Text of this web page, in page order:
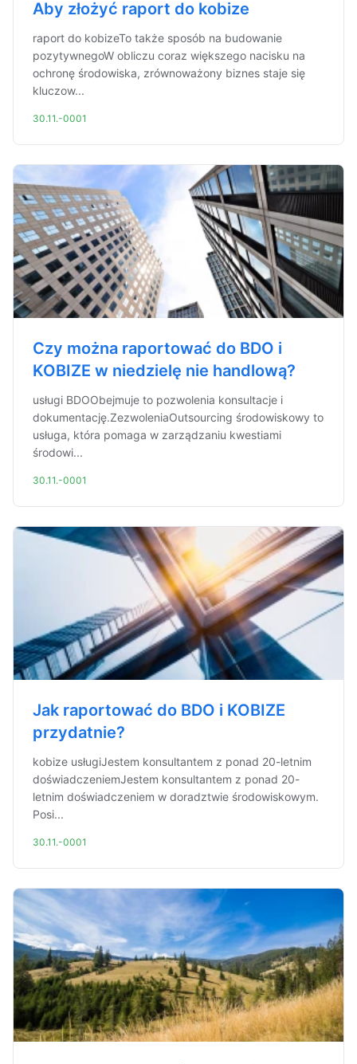
Aby złożyć raport do kobize
raport do kobizeTo także sposób na budowanie
pozytywnegoW obliczu coraz większego nacisku na
ochronę środowiska, zrównoważony biznes staje się
kluczow...
30.11.-0001
Czy można raportować do BDO i
KOBIZE w niedzielę nie handlową?
usługi BDOObejmuje to pozwolenia konsultacje i
dokumentację.ZezwoleniaOutsourcing środowiskowy to
usługa, która pomaga w zarządzaniu kwestiami
środowi...
30.11.-0001
Jak raportować do BDO i KOBIZE
przydatnie?
kobize usługiJestem konsultantem z ponad 20-letnim
doświadczeniemJestem konsultantem z ponad 20-
letnim doświadczeniem w doradztwie środowiskowym.
Posi...
30.11.-0001